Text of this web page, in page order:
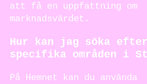
att få en uppfattning om
marknadsvärdet.
Hur kan jag söka
specifika områden i
På Hemnet kan du använda